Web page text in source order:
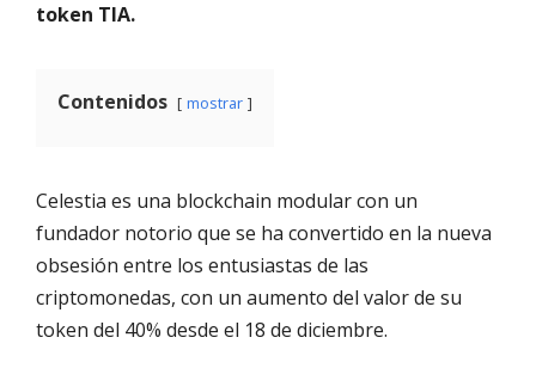
token TIA.
Contenidos mostrar
Celestia es una blockchain modular con un
fundador notorio que se ha convertido en la nueva
obsesión entre los entusiastas de las
criptomonedas, con un aumento del valor de su
token del 40% desde el 18 de diciembre.